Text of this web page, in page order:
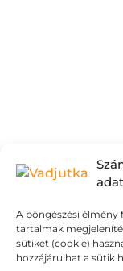
A böngészési élmény
tartalmak
sütiket (cookie)
hozzájárulhat a sütik